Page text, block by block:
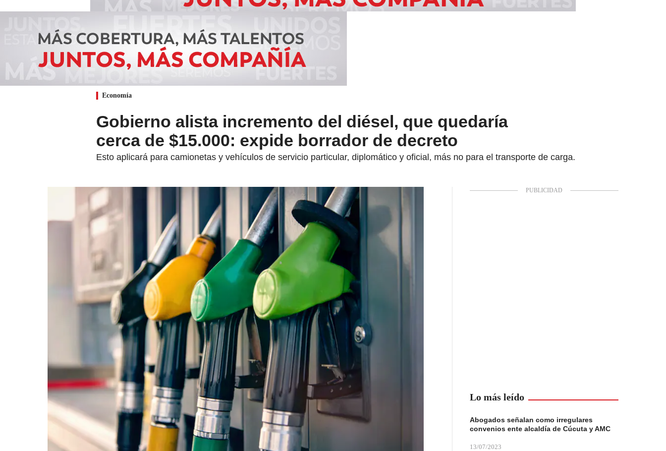
Economía
Gobierno alista incremento del diésel, que quedaría
cerca de $15.000: expide borrador de decreto
Esto aplicará para camionetas y vehículos de servicio particular, diplomático y oficial, más no para el transporte de carga.
Lo más leído
Abogados señalan como irregulares
convenios ente alcaldía de Cúcuta y AMC
13/07/2023